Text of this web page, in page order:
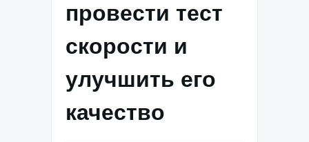
провести тест
скорости и
улучшить его
качество